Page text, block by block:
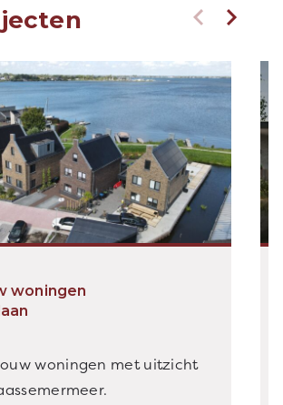
woningen
woningen met uitzicht